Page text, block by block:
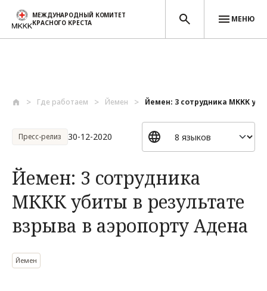
МЕЖДУНАРОДНЫЙ КОМИТЕТ
КРАСНОГО КРЕСТА
МЕНЮ
Где работаем Йемен Йемен: 3 сотрудника МККК
Пресс-релиз 30-12-2020
Йемен: 3 сотрудника
МККК убиты в результате
взрыва в аэропорту Адена
Йемен